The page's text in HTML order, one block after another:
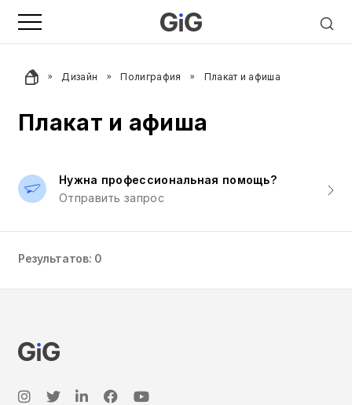
Дизайн Полиграфия Плакат и афиша
Плакат и афиша
Нужна профессиональная помощь?
Отправить запрос
Результатов: 0